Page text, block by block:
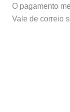
O pagamento
Vale de correio